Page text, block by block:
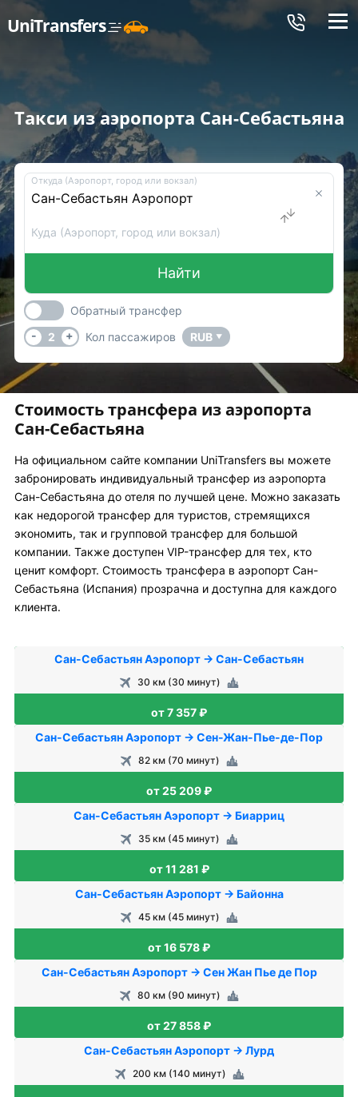
UniTransfers Меню
Такси из аэропорта Сан-Себастьяна
Откуда (Аэропорт, город или вокзал)
Куда (Аэропорт, город или вокзал)
Найти
Обратный трансфер
-
2 + Кол пассажиров RUB ▼
Стоимость трансфера из аэропорта
Сан-Себастьяна
На официальном сайте компании UniTransfers вы можете
забронировать индивидуальный трансфер из аэропорта
Сан-Себастьяна до отеля по лучшей цене. Можно заказать
как недорогой трансфер для туристов, стремящихся
экономить, так и групповой трансфер для большой
компании. Также доступен VIP-трансфер для тех, кто
ценит комфорт. Стоимость трансфера в аэропорт Сан-
Себастьяна (Испания) прозрачна и доступна для каждого
клиента.
Сан-Себастьян Аэропорт → Сан-Себастьян
30 км (30 минут)
от 7 357 ₽
Сан-Себастьян Аэропорт → Сен-Жан-Пье-де-Пор
82 км (70 минут)
от 25 209 ₽
Сан-Себастьян Аэропорт → Биарриц
35 км (45 минут)
от 11 281 ₽
Сан-Себастьян Аэропорт → Байонна
45 км (45 минут)
от 16 578 ₽
Сан-Себастьян Аэропорт → Сен Жан Пье де Пор
80 км (90 минут)
от 27 858 ₽
Сан-Себастьян Аэропорт → Лурд
200 км (140 минут)